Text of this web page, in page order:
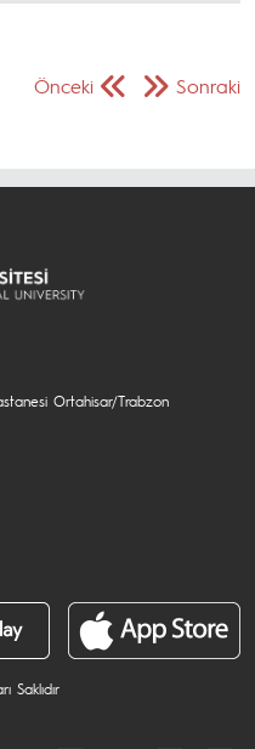
Önceki Sonraki
Ortahisar/Trabzon
Saklıdır